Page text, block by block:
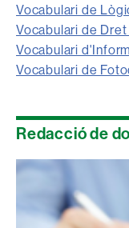
Vocabulari de
Vocabulari de
Vocabulari
Vocabulari de
Redacció de